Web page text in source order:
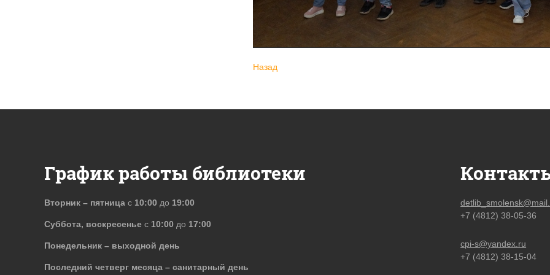
Назад
+7 (4812) 38-05-36
cpi-s@yandex.ru
+7 (4812) 38-15-04
График работы библиотеки
Вторник – пятница с 10:00 до 19:00
Суббота, воскресенье с 10:00 до 17:00
Понедельник – выходной день
Последний четверг месяца – санитарный день